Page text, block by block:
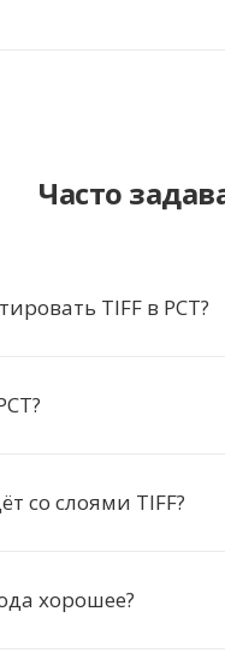
Часто
TIFF в PCT?
со слоями TIFF?
хорошее?